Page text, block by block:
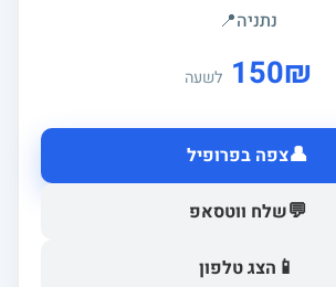
נתניה📍
₪
150 לשעה
👤צפה בפרופיל
💬שלח ווטסאפ
📱 הצג טלפון